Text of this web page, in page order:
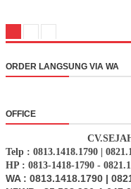
ORDER LANGSUNG VIA WA
OFFICE
Telp : 0813.1418.1790 |
HP : 0813-1418-1790 -
WA : 0813.1418.1790 |